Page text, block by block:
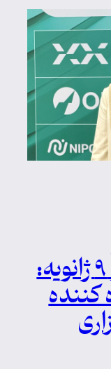
نمایشگاه استودیو ۹ ژانویه:
کننده